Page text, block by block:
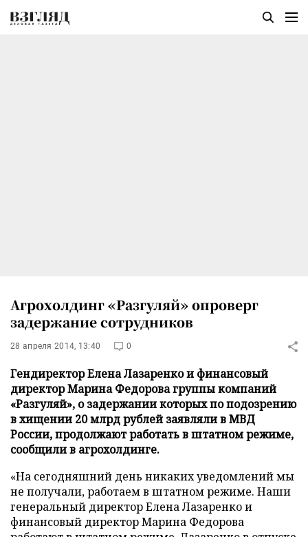
Агрохолдинг «Разгуляй» опроверг
задержание сотрудников
28 апреля 2014, 13:40 0
Гендиректор Елена Лазаренко и финансовый
директор Марина Федорова группы компаний
«Разгуляй», о задержании которых по подозрению
в хищении 20 млрд рублей заявляли в МВД
России, продолжают работать в штатном режиме,
сообщили в агрохолдинге.
«На сегодняшний день никаких уведомлений мы
не получали, работаем в штатном режиме. Наши
генеральный директор Елена Лазаренко и
финансовый директор Марина Федорова